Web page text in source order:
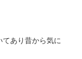
あり昔から気に